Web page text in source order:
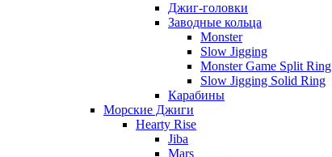
Джиг-головки
Заводные кольца
Monster
Slow Jigging
Monster Game Split Ring
Slow Jigging Solid Ring
Карабины
Морские Джиги
Hearty Rise
Jiba
Mars